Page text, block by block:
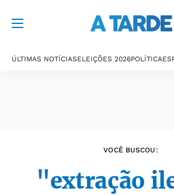
ÚLTIMAS NOTÍCIASELEIÇÕES 2026POLÍTICA
VOCÊ BUSCOU:
"extração